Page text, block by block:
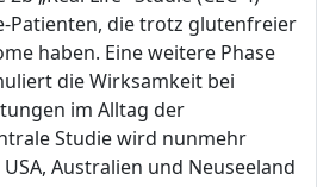
Patienten, die trotz glutenfreier
haben. Eine weitere Phase
die Wirksamkeit bei
im Alltag der
Studie wird nunmehr
Australien und Neuseeland